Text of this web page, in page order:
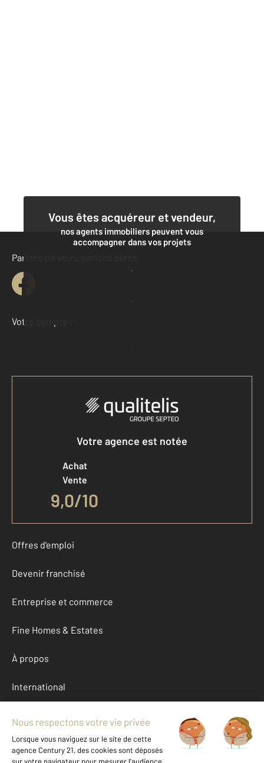
Vous êtes acquéreur et vendeur,
nos agents immobiliers peuvent vous
accompagner dans vos projets
Contacter l'agence
Demander une estimation
Parlons de vous, parlons biens
Votre compte :
Accéder à mon compte
Votre agence est notée
Achat
Vente
9,0/10
Offres d'emploi
Devenir franchisé
Entreprise et commerce
Fine Homes & Estates
À propos
International